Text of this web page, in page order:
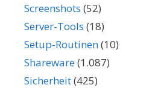
Screenshots (52)
Server-Tools (18)
Setup-Routinen(10)
Shareware(1.087)
Sicherheit(425)